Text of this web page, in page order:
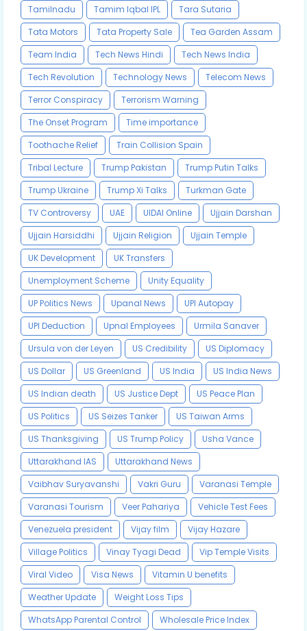
Tamilnadu
Tamim Iqbal IPL
Tara Sutaria
Tata Motors
Tata Property Sale
Tea Garden Assam
Team India
Tech News Hindi
Tech News India
Tech Revolution
Technology News
Telecom News
Terror Conspiracy
Terrorism Warning
The Onset Program
Time importance
Toothache Relief
Train Collision Spain
Tribal Lecture
Trump Pakistan
Trump Putin Talks
Trump Ukraine
Trump Xi Talks
Turkman Gate
TV Controversy
UAE UIDAI Online
Ujjain Darshan
Ujjain Harsiddhi
Ujjain Religion
Ujjain Temple
UK Development
UK Transfers
Unemployment Scheme
Unity Equality
UP Politics News
Upanal News
UPI Autopay
UPI Deduction
Upnal Employees
Urmila Sanaver
Ursula von der Leyen
US Credibility
US Diplomacy
US Dollar
US Greenland US India
US India News
US Indian death
US Justice Dept
US Peace Plan
US Politics
US Seizes Tanker
US Taiwan Arms
US Thanksgiving
US Trump Policy
Usha Vance
Uttarakhand IAS
Uttarakhand News
Vaibhav Suryavanshi
Vakri Guru
Varanasi Temple
Varanasi Tourism
Veer Pahariya
Vehicle Test Fees
Venezuela president
Vijay film
Vijay Hazare
Village Politics
Vinay Tyagi Dead
Vip Temple Visits
Viral Video
Visa News
Vitamin U benefits
Weather Update
Weight Loss Tips
WhatsApp Parental Control
Wholesale Price Index